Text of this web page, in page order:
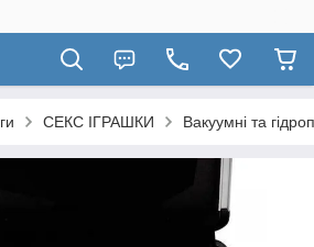
СЕКС ІГРАШКИ Вакуумні та